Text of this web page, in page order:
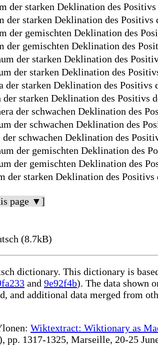
der starken Deklination des
der starken Deklination des Positivs
der gemischten Deklination des
der gemischten Deklination des
der starken Deklination des
der starken Deklination des
der starken Deklination des Positivs
starken Deklination des Positivs
der schwachen Deklination des
der schwachen Deklination des
schwachen Deklination des
der gemischten Deklination des
der gemischten Deklination des
der starken Deklination des
page ▼]
(8.7kB)
dictionary. This dictionary is
and 9e92f4b). The data shown
and additional data merged from
Wiktextract: Wiktionary as
pp. 1317-1325, Marseille, 20-25